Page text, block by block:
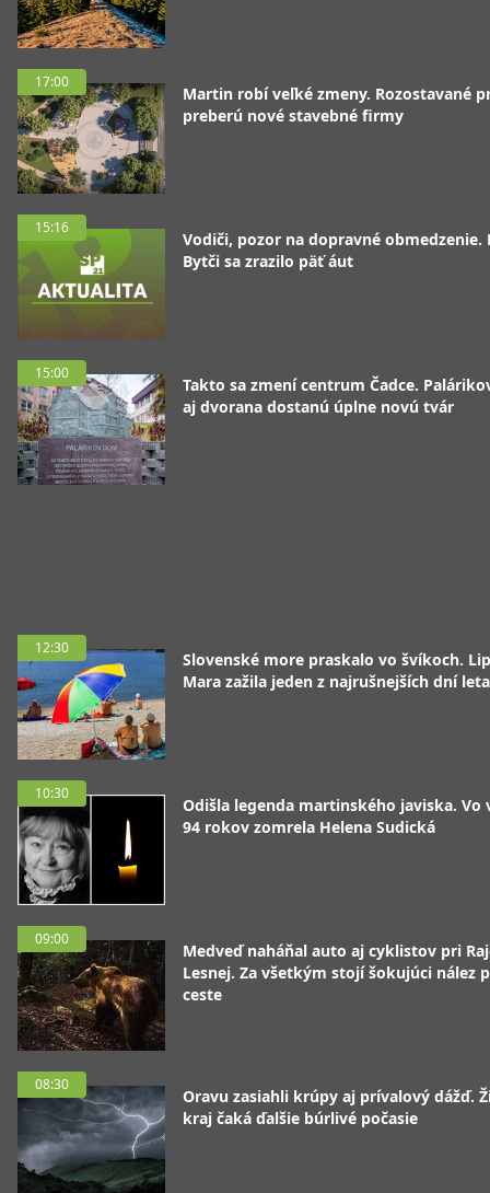
17:00
Martin robí veľké zmeny. Rozostavané
preberú nové stavebné firmy
15:16
Vodiči, pozor na dopravné obmedzenie.
Bytči sa zrazilo päť áut
15:00
Takto sa zmení centrum Čadce.
aj dvorana dostanú úplne novú tvár
12:30
Slovenské more praskalo vo švíkoch.
Mara zažila jeden z najrušnejších dní leta
10:30
Odišla legenda martinského javiska. Vo
94 rokov zomrela Helena Sudická
09:00
Medveď naháňal auto aj cyklistov pri
Lesnej. Za všetkým stojí šokujúci nález
ceste
08:30
Oravu zasiahli krúpy aj prívalový dážď.
kraj čaká ďalšie búrlivé počasie